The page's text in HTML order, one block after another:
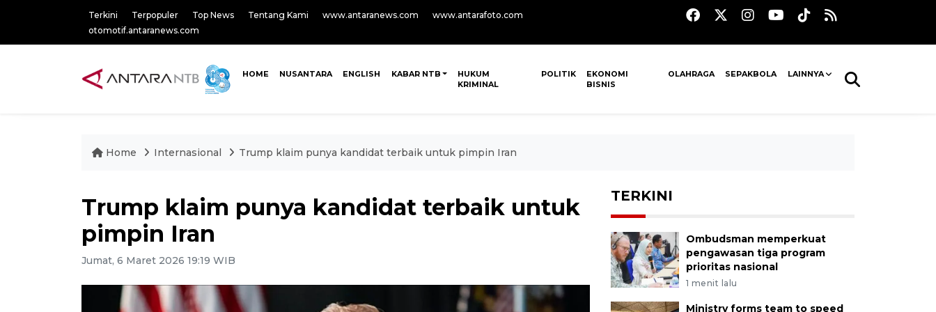
Terkini Terpopuler Top News Tentang Kami www.antaranews.com
www.antarafoto.com
otomotif.antaranews.com
HOME NUSANTARA ENGLISH KABAR NTB
HUKUM
KRIMINAL
POLITIK
EKONOMI
BISNIS
OLAHRAGA SEPAKBOLA LAINNYA
Home Internasional Trump klaim punya kandidat terbaik untuk pimpin Iran
Trump klaim punya kandidat terbaik untuk
pimpin Iran
Jumat, 6 Maret 2026 19:19 WIB
TERKINI
Ombudsman memperkuat
pengawasan tiga program
prioritas nasional
1 menit lalu
Ministry forms team to speed